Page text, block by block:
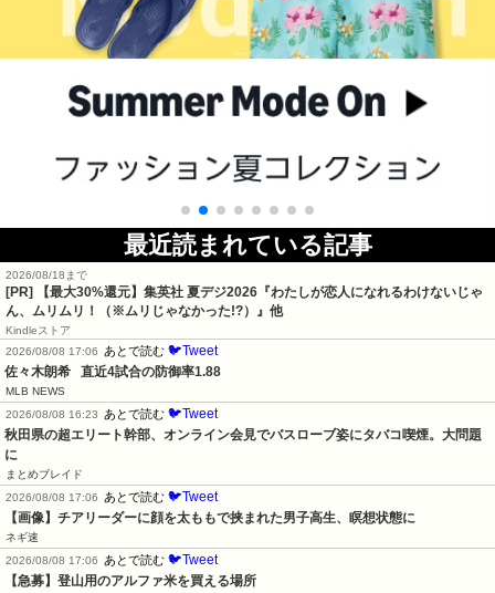
最近読まれている記事
2026/08/18まで
[PR]
【最大30%還元】集英社 夏デジ2026『わたしが恋人になれるわけないじゃ
ん、ムリムリ！（※ムリじゃなかった!?）』他
Kindleストア
2026/08/08 17:06
あとで読む 🐦Tweet
佐々木朗希   直近4試合の防御率1.88
MLB NEWS
2026/08/08 16:23
あとで読む 🐦Tweet
秋田県の超エリート幹部、オンライン会見でバスローブ姿にタバコ喫煙。大問題
に
まとめブレイド
2026/08/08 17:06
あとで読む 🐦Tweet
【画像】チアリーダーに顔を太ももで挟まれた男子高生、瞑想状態に
ネギ速
2026/08/08 17:06
あとで読む 🐦Tweet
【急募】登山用のアルファ米を買える場所